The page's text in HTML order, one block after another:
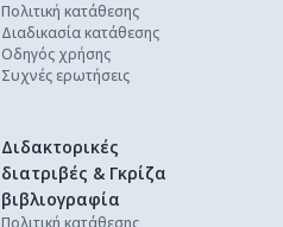
Πολιτική κατάθεσης
Διαδικασία κατάθεσης
Οδηγός χρήσης
Συχνές ερωτήσεις
Διδακτορικές
διατριβές & Γκρίζα
βιβλιογραφία
Πολιτική κατάθεσης